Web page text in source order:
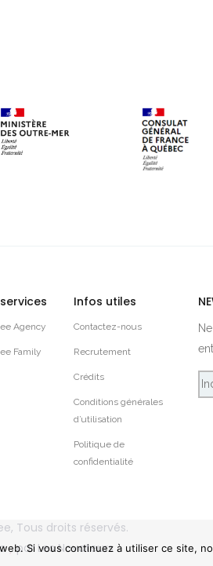
Agency
Family
Infos utiles
Contactez-nous
Recrutement
Crédits
Conditions générales
d’utilisation
Politique de
confidentialité
, Tous droits réservés.
par Les Novateurs
Si vous continuez à utiliser ce site,